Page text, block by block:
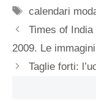
Tag
calendari
Times of
2009. Le immagini
Taglie forti: